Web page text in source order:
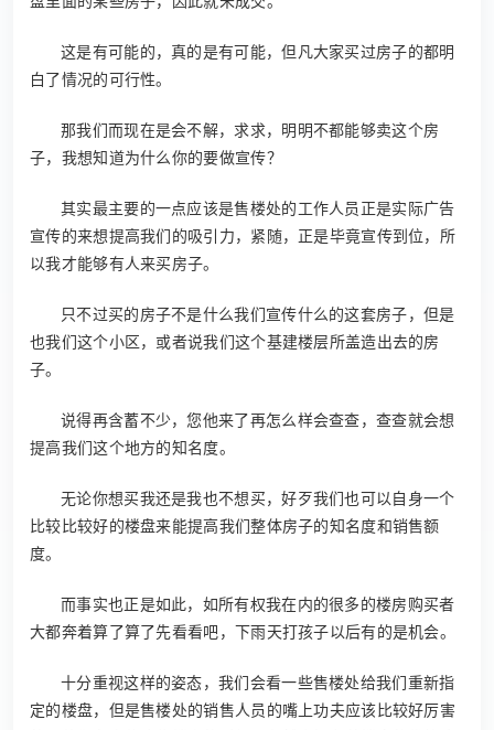
这是有可能的，真的是有可能，但凡大家买过房子的都明
白了情况的可行性。
那我们而现在是会不解，求求，明明不都能够卖这个房
子，我想知道为什么你的要做宣传？
其实最主要的一点应该是售楼处的工作人员正是实际广告
宣传的来想提高我们的吸引力，紧随，正是毕竟宣传到位，所
以我才能够有人来买房子。
只不过买的房子不是什么我们宣传什么的这套房子，但是
也我们这个小区，或者说我们这个基建楼层所盖造出去的房
子。
说得再含蓄不少，您他来了再怎么样会查查，查查就会想
提高我们这个地方的知名度。
无论你想买我还是我也不想买，好歹我们也可以自身一个
比较比较好的楼盘来能提高我们整体房子的知名度和销售额
度。
而事实也正是如此，如所有权我在内的很多的楼房购买者
大都奔着算了算了先看看吧，下雨天打孩子以后有的是机会。
十分重视这样的姿态，我们会看一些售楼处给我们重新指
定的楼盘，但是售楼处的销售人员的嘴上功夫应该比较好厉害